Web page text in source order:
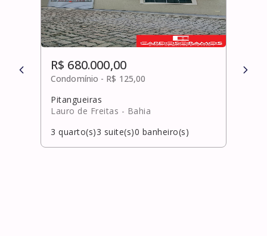
R$ 680.000,00
Condomínio - R$ 125,00
Pitangueiras
Lauro de Freitas - Bahia
3 quarto(s)3 suite(s)0 banheiro(s)
R$